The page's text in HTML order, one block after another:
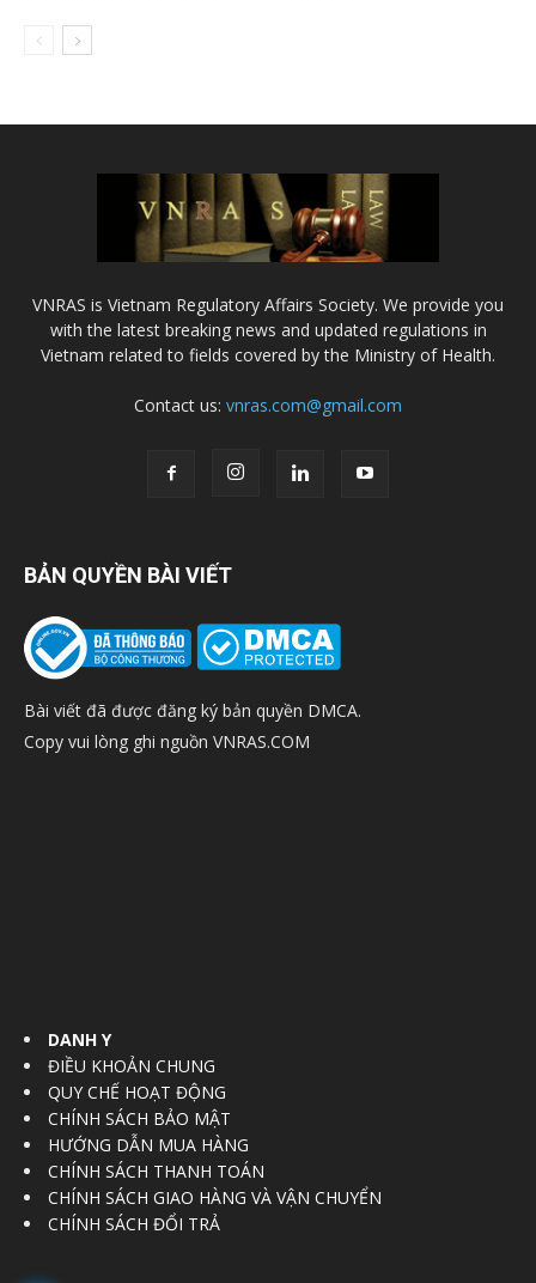
VNRAS is Vietnam Regulatory Affairs Society. We provide you
with the latest breaking news and updated regulations in
Vietnam related to fields covered by the Ministry of Health.
Contact us: vnras.com@gmail.com
BẢN QUYỀN BÀI VIẾT
Bài viết đã được đăng ký bản quyền DMCA.
Copy vui lòng ghi nguồn VNRAS.COM
DANH Y
ĐIỀU KHOẢN CHUNG
QUY CHẾ HOẠT ĐỘNG
CHÍNH SÁCH BẢO MẬT
HƯỚNG DẪN MUA HÀNG
CHÍNH SÁCH THANH TOÁN
CHÍNH SÁCH GIAO HÀNG VÀ VẬN CHUYỂN
CHÍNH SÁCH ĐỔI TRẢ